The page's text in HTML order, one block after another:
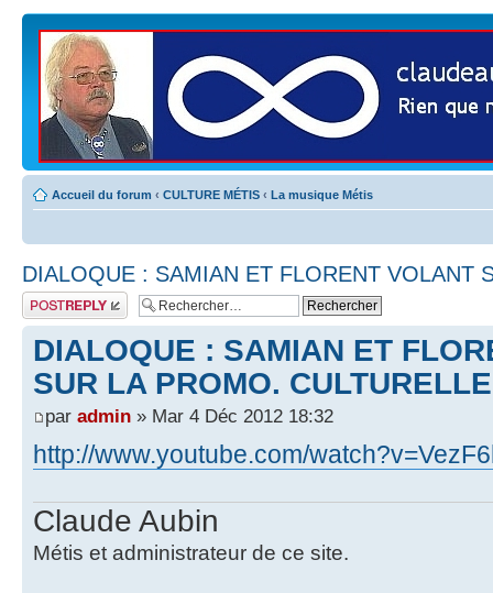
Accueil du forum ‹ CULTURE MÉTIS ‹ La musique Métis
DIALOQUE : SAMIAN ET FLORENT VOLANT
Publier une
réponse
DIALOQUE : SAMIAN ET
SUR LA PROMO. CULTURELLE
par admin » Mar 4 Déc 2012 18:32
http://www.youtube.com/
Claude Aubin
Métis et administrateur de ce site.